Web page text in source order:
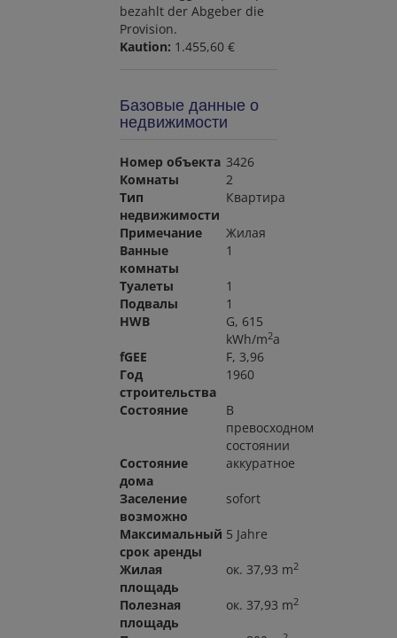
bezahlt der Abgeber die
Provision.
Kaution: 1.455,60 €
Базовые данные о
недвижимости
Номер объекта 3426
Комнаты
2
Тип
недвижимости
Квартира
Примечание
Жилая
Ванные
комнаты
1
Туалеты
1
Подвалы
1
HWB
G, 615
kWh/m2a
fGEE
F, 3,96
Год
строительства
1960
Состояние
В
превосходном
состоянии
Состояние
дома
аккуратное
Заселение
возможно
sofort
Максимальный
срок аренды
5 Jahre
Жилая
площадь
ок. 37,93 m2
Полезная
площадь
ок. 37,93 m2